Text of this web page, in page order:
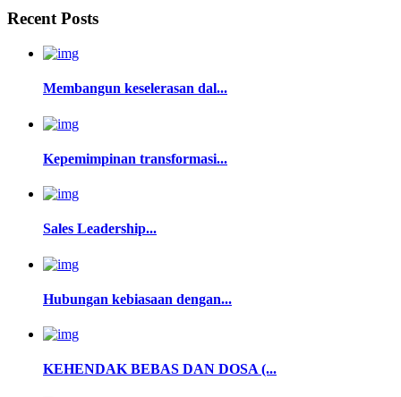
Recent Posts
Membangun keselerasan dal...
Kepemimpinan transformasi...
Sales Leadership...
Hubungan kebiasaan dengan...
KEHENDAK BEBAS DAN DOSA (...